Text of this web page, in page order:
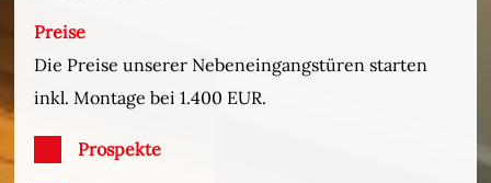
Preise
Die Preise unserer Nebeneingangstüren starten
inkl. Montage bei 1.400 EUR.
Prospekte